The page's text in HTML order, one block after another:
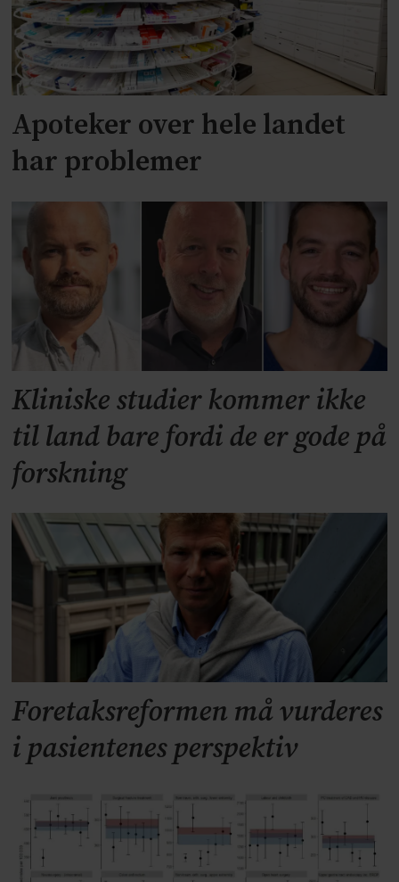
Apoteker over hele landet
har problemer
Kliniske studier kommer ikke
til land bare fordi de er gode på
forskning
Foretaksreformen må vurderes
i pasientenes perspektiv